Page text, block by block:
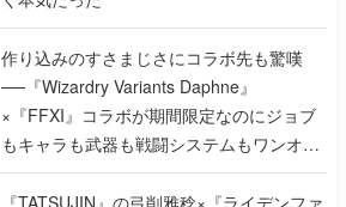
作り込みのすさまじさにコラボ先も驚嘆
──『Wizardry Variants Daphne』
×『FFXI』コラボが期間限定なのにジョブ
もキャラも武器も戦闘システムもワンオフ
で作り込まれた理由を両ディレクターに聞
く
『TATSUJIN』の弓削雅稔×『ライデンファ